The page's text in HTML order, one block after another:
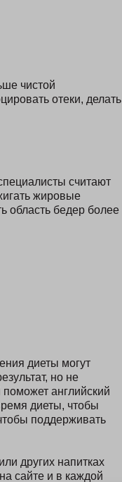
чистой
отеки, делать
считают
жировые
область бедер более
диеты могут
но не
английский
диеты, чтобы
поддерживать
других напитках
сайте и в каждой